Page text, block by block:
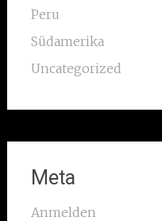
Peru
Südamerika
Uncategorized
Meta
Anmelden